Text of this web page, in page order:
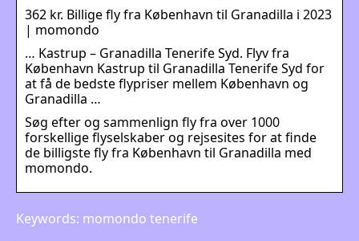
362 kr. Billige fly fra København til Granadilla i 2023
| momondo
… Kastrup – Granadilla Tenerife Syd. Flyv fra
København Kastrup til Granadilla Tenerife Syd for
at få de bedste flypriser mellem København og
Granadilla …
Søg efter og sammenlign fly fra over 1000
forskellige flyselskaber og rejsesites for at finde
de billigste fly fra København til Granadilla med
momondo.
Keywords: momondo tenerife